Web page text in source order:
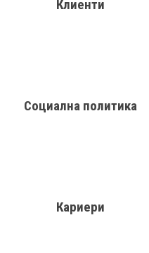
Клиенти
Социална политика
Кариери